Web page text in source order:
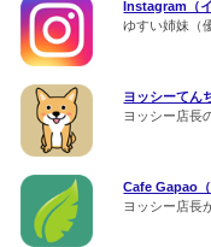
Instagram（
ゆすい姉妹（
ヨッシーてん
ヨッシー店長
Cafe Gapao（
ヨッシー店長